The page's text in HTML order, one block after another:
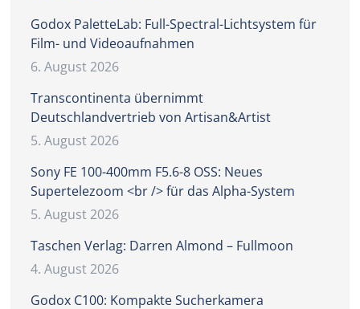
Godox PaletteLab: Full-Spectral-Lichtsystem für
Film- und Videoaufnahmen
6. August 2026
Transcontinenta übernimmt
Deutschlandvertrieb von Artisan&Artist
5. August 2026
Sony FE 100-400mm F5.6-8 OSS: Neues
Supertelezoom <br /> für das Alpha-System
5. August 2026
Taschen Verlag: Darren Almond – Fullmoon
4. August 2026
Godox C100: Kompakte Sucherkamera